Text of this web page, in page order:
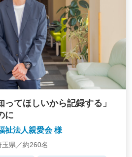
てほしいから記録する」
に
祉法人親愛会 様
玉県／約260名